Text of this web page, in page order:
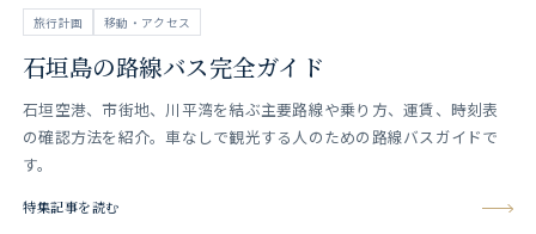
旅行計画 移動・アクセス
石垣島の路線バス完全ガイド
石垣空港、市街地、川平湾を結ぶ主要路線や乗り方、運賃、時刻表
の確認方法を紹介。車なしで観光する人のための路線バスガイドで
す。
特集記事を読む